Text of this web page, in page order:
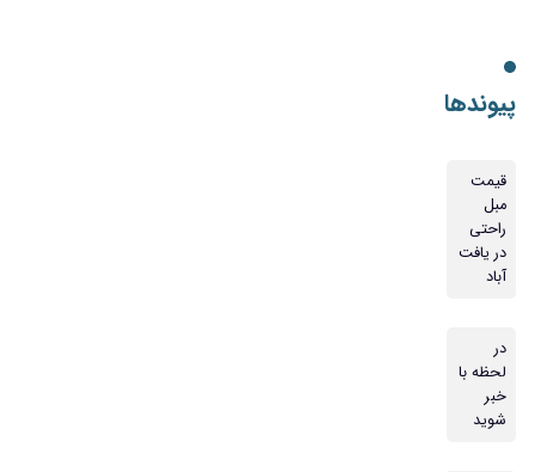
پیوندها
قیمت
مبل
راحتی
در یافت
آباد
در
لحظه با
خبر
شوید